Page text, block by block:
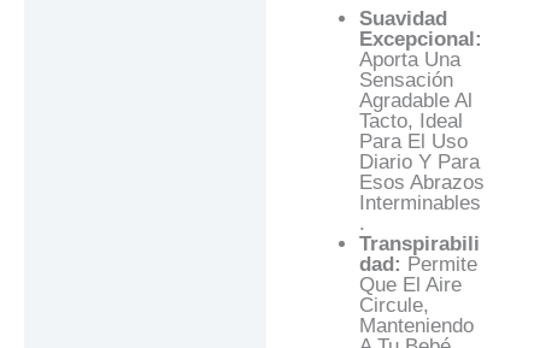
Suavidad
Excepcional:
Aporta Una
Sensación
Agradable Al
Tacto, Ideal
Para El Uso
Diario Y Para
Esos Abrazos
Interminables
.
Transpirabili
Dad: Permite
Que El Aire
Circule,
Manteniendo